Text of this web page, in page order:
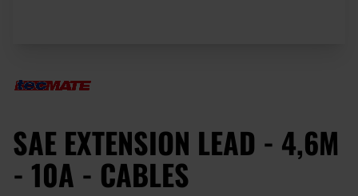
SAE EXTENSION LEAD - 4,6M
- 10A - CABLES